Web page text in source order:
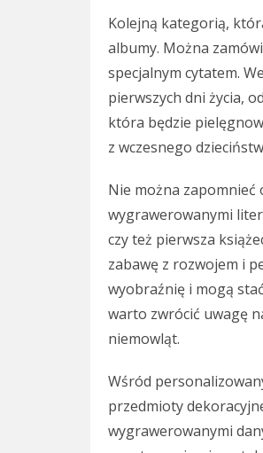
Kolejną kategorią,
albumy. Można
specjalnym cytatem.
pierwszych dni życia,
która będzie
z wczesnego
Nie można zapomnieć
wygrawerowanymi
czy też pierwsza
zabawę z rozwojem i
wyobraźnię i mogą
warto zwrócić uwagę
niemowląt.
Wśród
przedmioty
wygrawerowanymi